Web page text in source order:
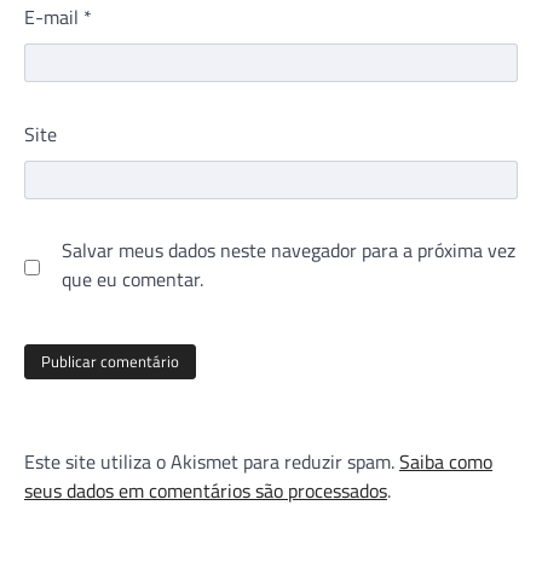
E-mail *
Site
Salvar meus dados neste navegador para a próxima vez
que eu comentar.
Este site utiliza o Akismet para reduzir spam.Saiba como
seus dados em comentários são processados.